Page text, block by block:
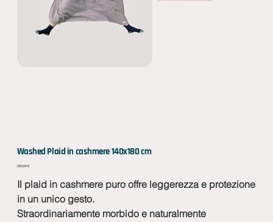
Washed Plaid in cashmere 140x180 cm
Prezzo
280,00 €
Il plaid in cashmere puro offre leggerezza e protezione
in un unico gesto.
Straordinariamente morbido e naturalmente